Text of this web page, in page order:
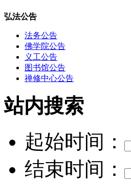
弘法公告
法务公告
佛学院公告
义工公告
图书馆公告
禅修中心公告
站内搜索
起始时间：
结束时间：